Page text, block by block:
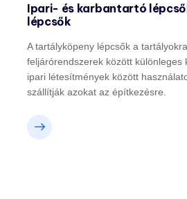
Ipari- és karbantartó
lépcsők
A tartályköpeny lépcsők a
feljárórendszerek között különleges
ipari létesítmények között
szállítják azokat az építkezésre.